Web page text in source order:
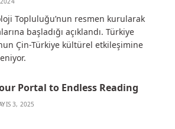
Topluluğu’nun resmen kurularak
başladığı açıklandı. Türkiye
Çin-Türkiye kültürel etkileşimine
Portal to Endless Reading
3, 2025